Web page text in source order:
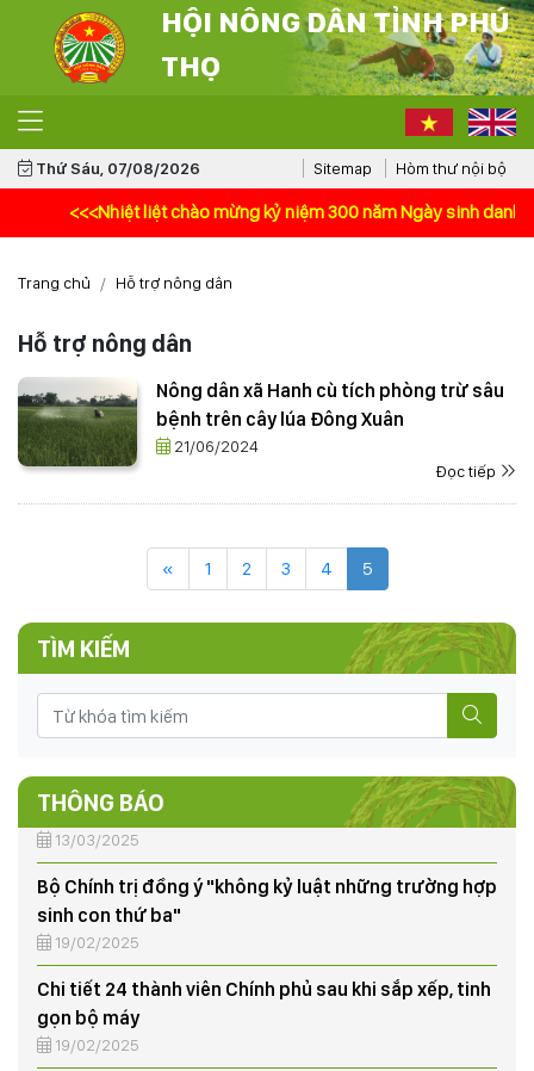
HỘI NÔNG DÂN TỈNH PHÚ
THỌ
Thứ Sáu, 07/08/2026 Sitemap Hòm thư nội bộ
<<<Nhiệt liệt chào mừng kỷ niệm 300 năm Ngày sinh danh
Trang chủ Hỗ trợ nông dân
Hỗ trợ nông dân
Nông dân xã Hanh cù tích phòng trừ sâu
bệnh trên cây lúa Đông Xuân
21/06/2024
Đọc tiếp
« 1 2 3 4 5
TÌM KIẾM
THÔNG BÁO
gây hại (SVGH) đầu vụ, dự báo SVGH trên cây lúa vụ
CÔNG ĐIỆN V/v đảm bảo an toàn hạ du khi xả lũ hồ
18/07/2025
nước (30/4/1975-30/4/2025)
13/03/2025
Bộ Chính trị đồng ý "không kỷ luật những trường hợp
sinh con thứ ba"
19/02/2025
Chi tiết 24 thành viên Chính phủ sau khi sắp xếp, tinh
gọn bộ máy
19/02/2025